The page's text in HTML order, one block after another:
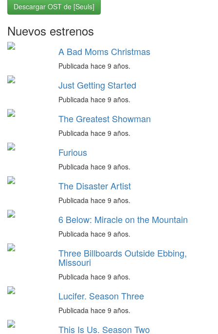
Descargar OST de [Seuls]
Nuevos estrenos
A Bad Moms Christmas
Publicada hace 9 años.
Just Getting Started
Publicada hace 9 años.
The Greatest Showman
Publicada hace 9 años.
Furious
Publicada hace 9 años.
The Disaster Artist
Publicada hace 9 años.
6 Below: Miracle on the Mountain
Publicada hace 9 años.
Three Billboards Outside Ebbing,
Missouri
Publicada hace 9 años.
Lucifer. Season Three
Publicada hace 9 años.
This Is Us. Season Two